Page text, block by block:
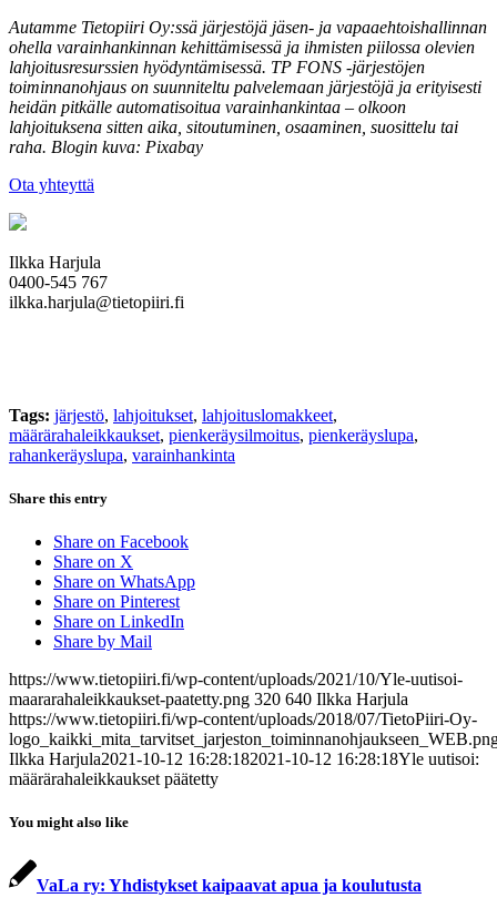
Autamme Tietopiiri Oy:ssä järjestöjä jäsen- ja vapaaehtoishallinnan
ohella varainhankinnan kehittämisessä ja ihmisten piilossa olevien
lahjoitusresurssien hyödyntämisessä. TP FONS -järjestöjen
toiminnanohjaus on suunniteltu palvelemaan järjestöjä ja erityisesti
heidän pitkälle automatisoitua varainhankintaa – olkoon
lahjoituksena sitten aika, sitoutuminen, osaaminen, suosittelu tai
raha. Blogin kuva: Pixabay
Ota yhteyttä
Ilkka Harjula
0400-545 767
ilkka.harjula@tietopiiri.fi
Tags: järjestö, lahjoitukset, lahjoituslomakkeet,
määrärahaleikkaukset, pienkeräysilmoitus, pienkeräyslupa,
rahankeräyslupa, varainhankinta
Share this entry
Share on Facebook
Share on X
Share on WhatsApp
Share on Pinterest
Share on LinkedIn
Share by Mail
https://www.tietopiiri.fi/wp-content/uploads/2021/10/Yle-uutisoi-
maararahaleikkaukset-paatetty.png 320 640 Ilkka Harjula
https://www.tietopiiri.fi/wp-content/uploads/2018/07/TietoPiiri-Oy-
Ilkka Harjula2021-10-12 16:28:182021-10-12 16:28:18Yle uutisoi:
määrärahaleikkaukset päätetty
You might also like
VaLa ry: Yhdistykset kaipaavat apua ja koulutusta